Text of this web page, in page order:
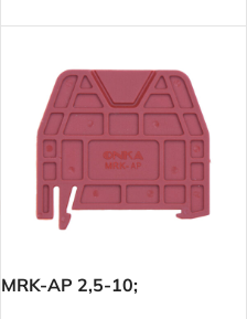
MRK-AP 2,5-10;